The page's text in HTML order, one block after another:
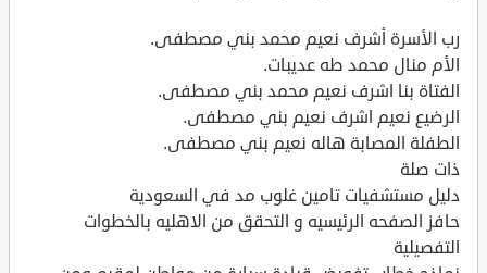
رب الأسرة أشرف نعيم محمد بني مصطفى.
الأم منال محمد طه عديبات.
الفتاة بنا اشرف نعيم محمد بني مصطفى.
الرضيع نعيم اشرف نعيم بني مصطفى.
الطفلة المصابة هاله نعيم بني مصطفى.
ذات صلة
دليل مستشفيات تامين غلوب مد في السعودية
حافز الصفحه الرئيسيه و التحقق من الاهليه بالخطوات
التفصيلية